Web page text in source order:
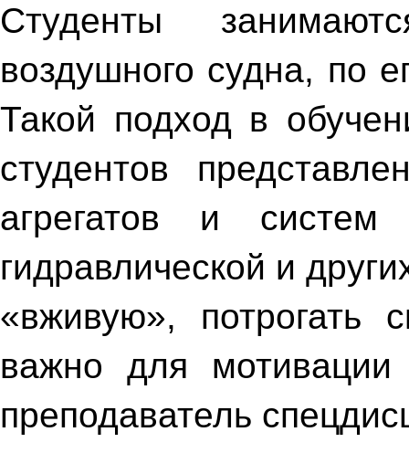
Студенты
воздушного судна, по
Такой подход в
студентов
агрегатов и
гидравлической и
«вживую», потрогать
важно для
преподаватель